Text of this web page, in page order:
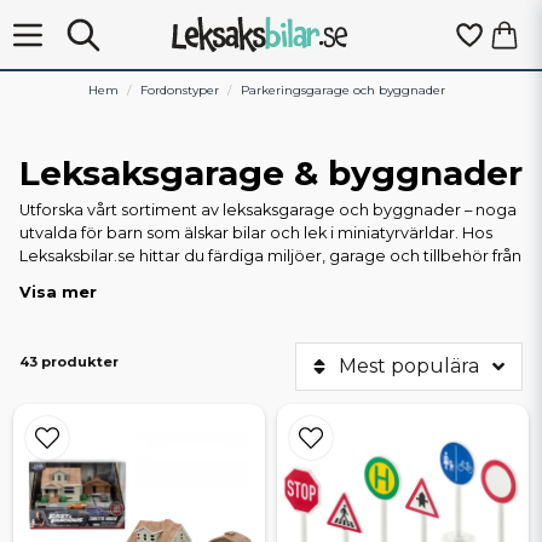
Hem Fordonstyper Parkeringsgarage och byggnader
Leksaksgarage & byggnader
Utforska vårt sortiment av leksaksgarage och byggnader – noga
utvalda för barn som älskar bilar och lek i miniatyrvärldar. Hos
Leksaksbilar.se hittar du färdiga miljöer, garage och tillbehör från
Bland våra mest omtyckta produkter finns Dom’s House och
Experience Center med tillhörande bilar. För dig som gillar att
bygga själv finns Mini Garage från AMT och Pit Garage Diorama
från Tarmac Works i skala 1:64. Vi erbjuder även enklare
byggnader som brandstation från PlanToys och bondgård från
Siku World.
Visa mer
43 produkter Mest populära